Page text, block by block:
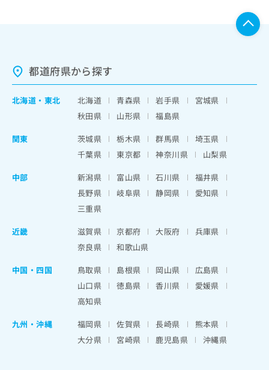
都道府県から探す
北海道 ・ 東北 北海道 青森県 岩手県
宮城県
秋田県
山形県
福島県
関東
茨城県 栃木県 群馬県
埼玉県
千葉県
東京都 神奈川県
山梨県
中部
新潟県 富山県 石川県
福井県
長野県
岐阜県 静岡県
愛知県
三重県
近畿
滋賀県 京都府 大阪府
兵庫県
奈良県
和歌山県
中国・四国
鳥取県 島根県 岡山県
広島県
山口県
徳島県 香川県
愛媛県
高知県
九州・沖縄
福岡県 佐賀県 長崎県
熊本県
大分県
宮崎県 鹿児島県 沖縄県